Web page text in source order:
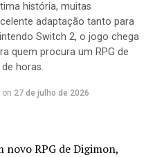
de tempo para que a
história, muitas
adaptação tanto para
Switch 2, o jogo chega
quem procura um RPG de
horas.
on 27 de julho de 2026
novo RPG de Digimon,